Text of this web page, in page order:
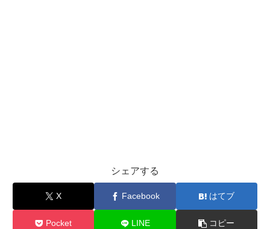
シェアする
X Facebook はてブ
Pocket LINE コピー